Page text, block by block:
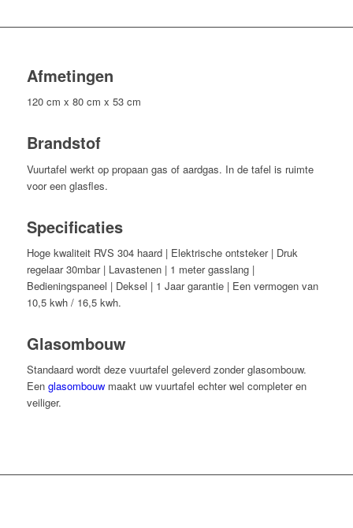
Afmetingen
120 cm x 80 cm x 53 cm
Brandstof
Vuurtafel werkt op propaan gas of aardgas. In de tafel is ruimte
voor een glasfles.
Specificaties
Hoge kwaliteit RVS 304 haard | Elektrische ontsteker | Druk
regelaar 30mbar | Lavastenen | 1 meter gasslang |
Bedieningspaneel | Deksel | 1 Jaar garantie | Een vermogen van
10,5 kwh / 16,5 kwh.
Glasombouw
Standaard wordt deze vuurtafel geleverd zonder glasombouw.
Een glasombouwmaakt uw vuurtafel echter wel completer en
veiliger.